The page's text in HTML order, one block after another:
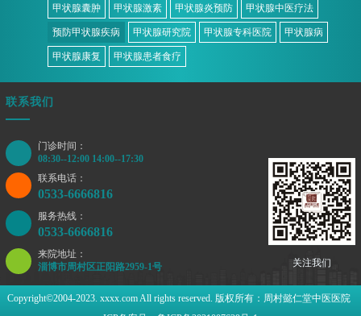
甲状腺囊肿 甲状腺激素 甲状腺炎预防 甲状腺中医疗法
预防甲状腺疾病 甲状腺研究院 甲状腺专科医院 甲状腺病
甲状腺康复 甲状腺患者食疗
关注我们
联系我们
门诊时间：
08:30--12:00 14:00--17:30
联系电话：
0533-6666816
服务热线：
0533-6666816
来院地址：
淄博市周村区正阳路2959-1号
Copyright©2004-2023. xxxx.com All rights reserved. 版权所有：周村懿仁堂中医医院